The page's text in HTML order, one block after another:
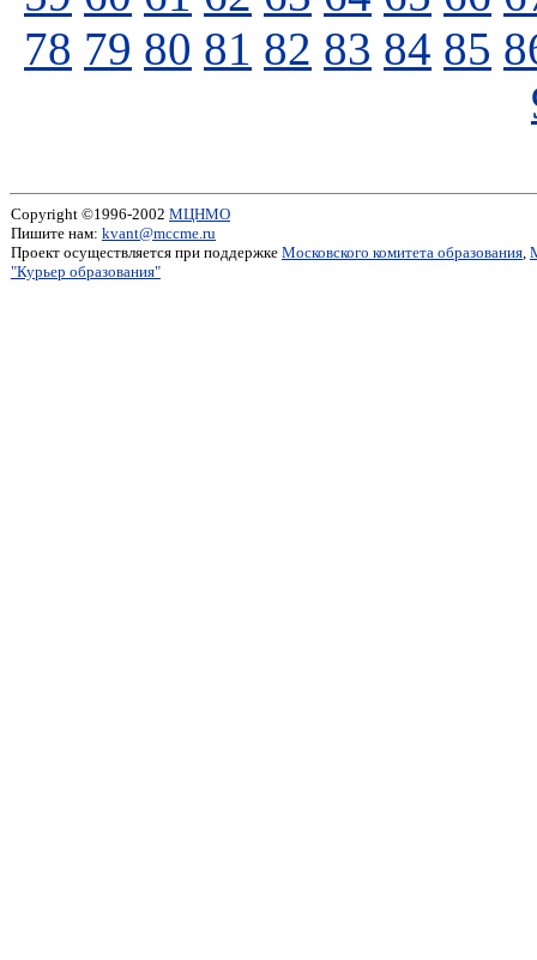
78 79 80 81 82 83 84 85
Copyright ©1996-2002 МЦНМО
Пишите нам: kvant@mccme.ru
Проект осуществляется при поддержке Московского комитета образования,
"Курьер образования"